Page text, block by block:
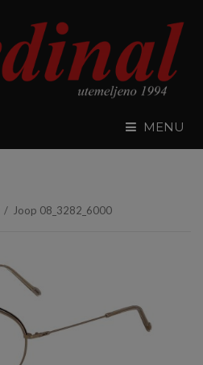
MENU
/ Joop 08_3282_6000